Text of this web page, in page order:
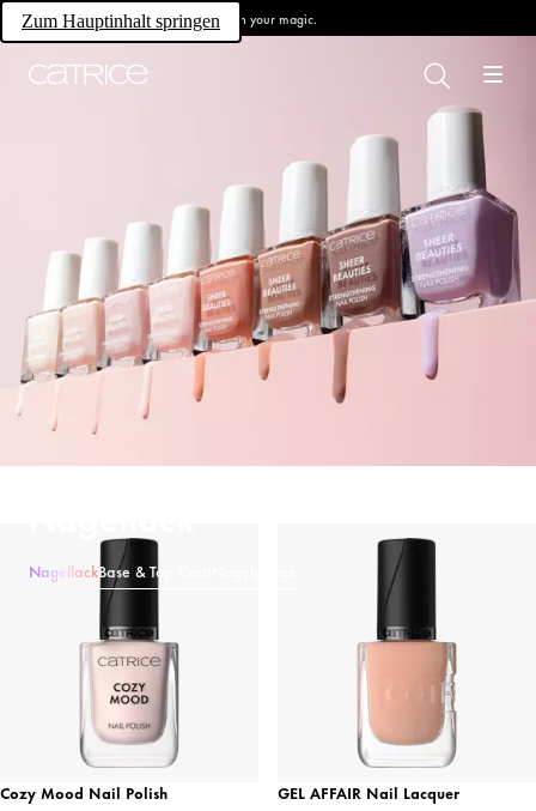
Zum Hauptinhalt springen Own your magic.
NagellackBase & Top Coat
Cozy Mood Nail Polish
GEL AFFAIR Nail Lacquer